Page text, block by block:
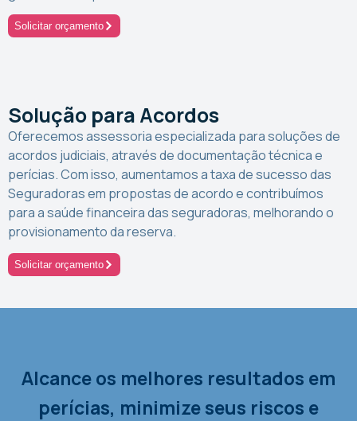
Solicitar orçamento
Solução para Acordos
Oferecemos assessoria especializada para soluções de
acordos judiciais, através de documentação técnica e
perícias. Com isso, aumentamos a taxa de sucesso das
Seguradoras em propostas de acordo e contribuímos
para a saúde financeira das seguradoras, melhorando o
provisionamento da reserva.
Solicitar orçamento
Alcance os melhores resultados em
perícias, minimize seus riscos e